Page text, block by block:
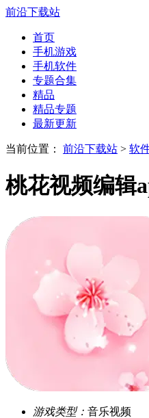
前沿下载站
首页
手机游戏
手机软件
专题合集
精品
精品专题
最新更新
当前位置： 前沿下载站 > 软
桃花视频编辑
游戏类型： 音乐视频